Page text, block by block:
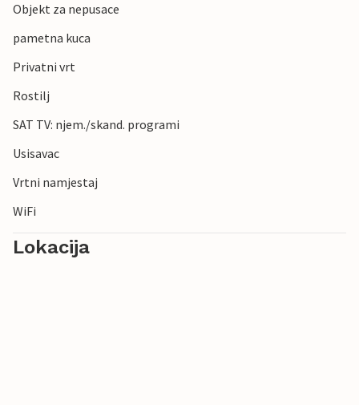
Objekt za nepusace
pametna kuca
Privatni vrt
Rostilj
SAT TV: njem./skand. programi
Usisavac
Vrtni namjestaj
WiFi
Lokacija